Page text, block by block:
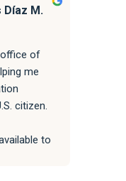
Díaz M.
of
me
citizen.
to